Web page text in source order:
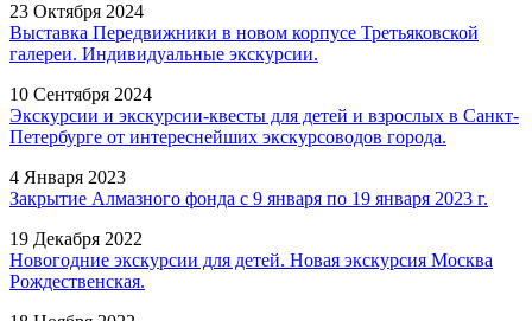
23 Октября 2024
Выставка Передвижники в новом корпусе Третьяковской
галереи. Индивидуальные экскурсии.
10 Сентября 2024
Экскурсии и экскурсии-квесты для детей и взрослых в Санкт-
Петербурге от интереснейших экскурсоводов города.
4 Января 2023
Закрытие Алмазного фонда с 9 января по 19 января 2023 г.
19 Декабря 2022
Новогодние экскурсии для детей. Новая экскурсия Москва
Рождественская.